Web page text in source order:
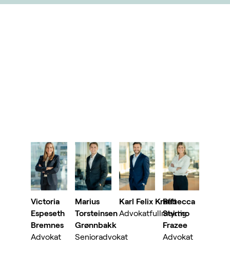
Victoria
Espeseth
Bremnes
Advokat
Marius
Torsteinsen
Grønnbakk
Senioradvokat
Karl Felix Krafft
Advokatfullmektig
Rebecca
Styrmo
Frazee
Advokat